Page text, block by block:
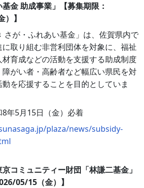
金 助成事業」【募集期限：
】
さが・ふれあい基金」は、佐賀県内で
取り組む非営利団体を対象に、福祉
育成などの活動を支援する助成制度
がい者・高齢者など幅広い県民を対
を応援することを目的としていま
年5月15日（金）必着
plaza/news/subsidy-
コミュニティー財団「林謙二基金」
05/15（金）】